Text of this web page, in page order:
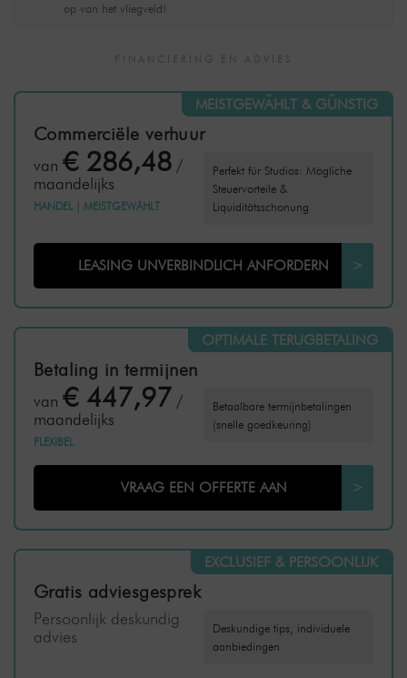
op van het vliegveld!
MEISTGEWÄHLT & GÜNSTIG
Commerciële verhuur
Perfekt für Studios: Mögliche
Steuervorteile &
Liquiditätsschonung
van € 286,48 /
maandelijks
HANDEL MEISTGEWÄHLT
LEASING UNVERBINDLICH ANFORDERN >
OPTIMALE TERUGBETALING
Betaling in termijnen
Betaalbare termijnbetalingen
(snelle goedkeuring)
van € 447,97 /
maandelijks
FLEXIBEL
VRAAG EEN OFFERTE AAN >
EXCLUSIEF & PERSOONLIJK
Gratis adviesgesprek
Deskundige tips, individuele
aanbiedingen
Persoonlijk deskundig
advies